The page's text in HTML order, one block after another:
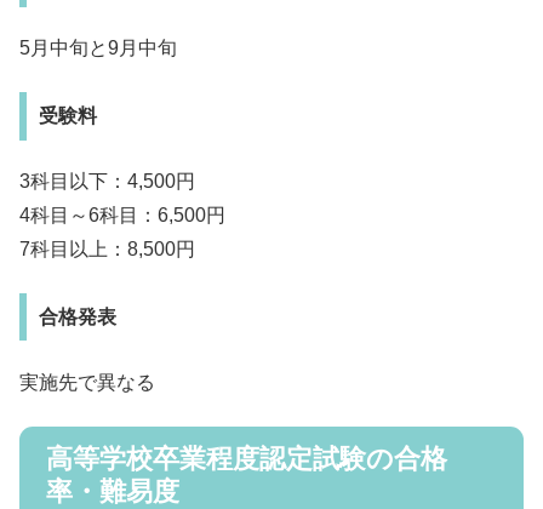
5月中旬と9月中旬
受験料
3科目以下：4,500円
4科目～6科目：6,500円
7科目以上：8,500円
合格発表
実施先で異なる
高等学校卒業程度認定試験の合格
率・難易度